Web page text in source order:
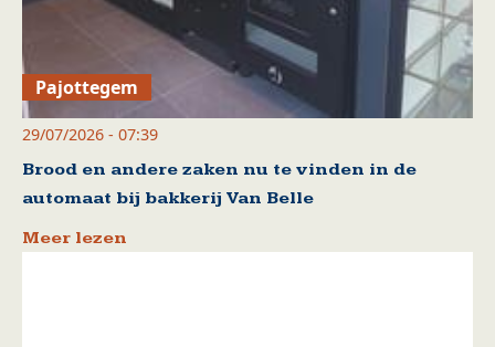
Pajottegem
29/07/2026 - 07:39
Brood en andere zaken nu te vinden in de
automaat bij bakkerij Van Belle
Meer lezen